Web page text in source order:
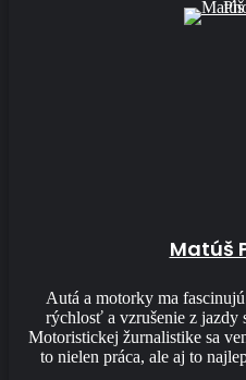
Matúš
Autá a motorky ma
rýchlosť a vzrušenie z
Motoristickej žurnalistike sa
to nielen práca, ale aj to